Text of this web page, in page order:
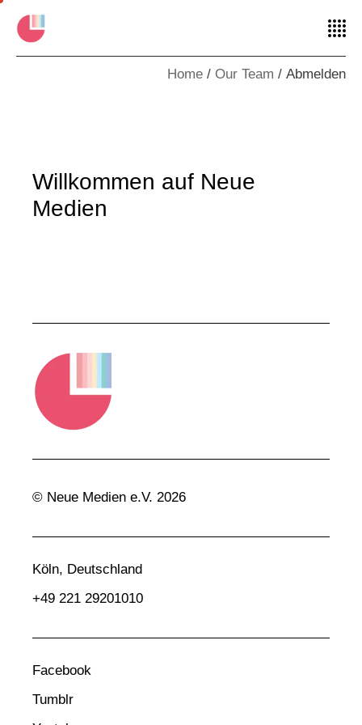
Home Our Team Abmelden
Willkommen auf Neue
Medien
© Neue Medien e.V. 2026
Köln, Deutschland
+49 221 29201010
Facebook
Tumblr